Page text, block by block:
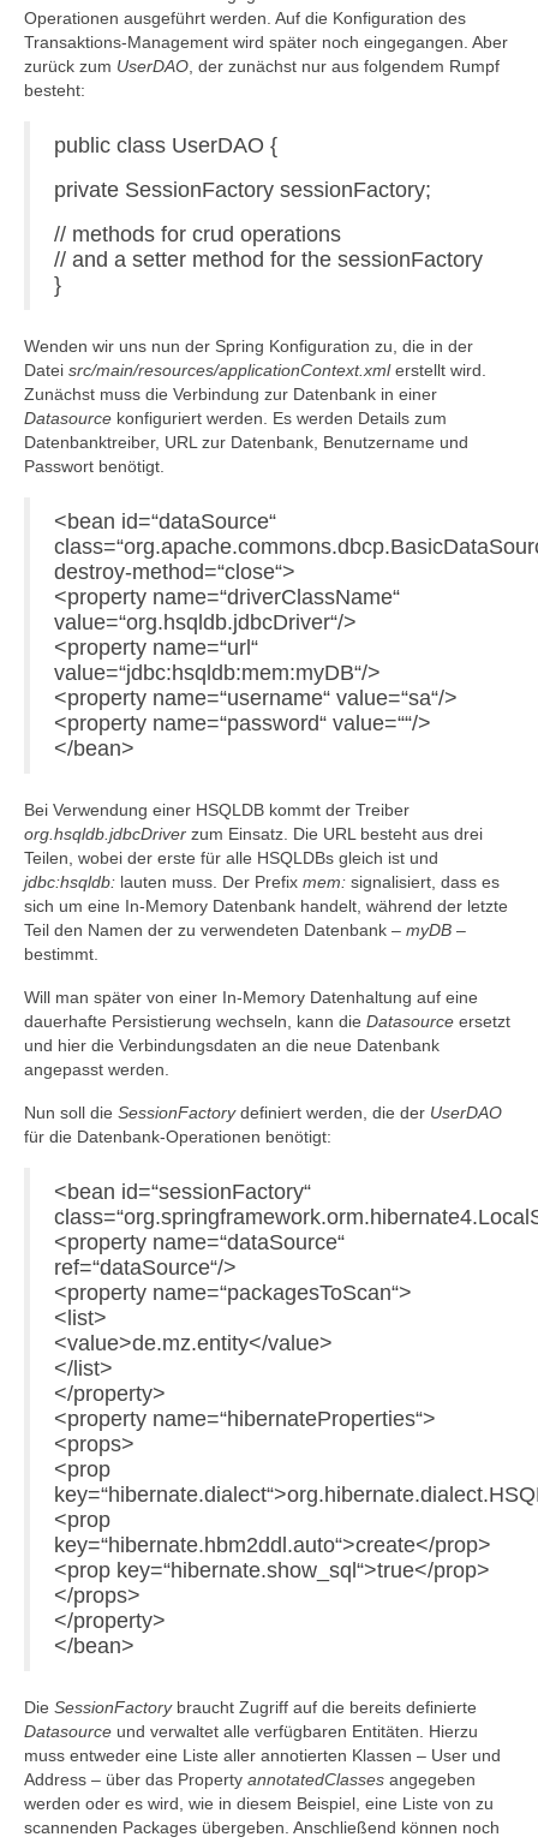
Operationen ausgeführt werden. Auf die Konfiguration des
Transaktions-Management wird später noch eingegangen. Aber
zurück zum UserDAO , der zunächst nur aus folgendem Rumpf
besteht:
public class UserDAO {
private SessionFactory sessionFactory;
// methods for crud operations
// and a setter method for the sessionFactory
}
Wenden wir uns nun der Spring Konfiguration zu, die in der
Datei src/main/resources/applicationContext.xmlerstellt wird.
Zunächst muss die Verbindung zur Datenbank in einer
Datasource konfiguriert werden. Es werden Details zum
Datenbanktreiber, URL zur Datenbank, Benutzername und
Passwort benötigt.
<bean id=“dataSource“
destroy-method=“close“>
<property name=“driverClassName“
value=“org.hsqldb.jdbcDriver“/>
<property name=“url“
value=“jdbc:hsqldb:mem:myDB“/>
<property name=“username“ value=“sa“/>
<property name=“password“ value=““/>
</bean>
Bei Verwendung einer HSQLDB kommt der Treiber
org.hsqldb.jdbcDriver zum Einsatz. Die URL besteht aus drei
Teilen, wobei der erste für alle HSQLDBs gleich ist und
jdbc:hsqldb: lauten muss. Der Prefix mem: signalisiert, dass es
sich um eine In-Memory Datenbank handelt, während der letzte
Teil den Namen der zu verwendeten Datenbank – myDB –
bestimmt.
Will man später von einer In-Memory Datenhaltung auf eine
dauerhafte Persistierung wechseln, kann die Datasource ersetzt
und hier die Verbindungsdaten an die neue Datenbank
angepasst werden.
Nun soll die SessionFactorydefiniert werden, die der UserDAO
für die Datenbank-Operationen benötigt:
<bean id=“sessionFactory“
<property name=“dataSource“
ref=“dataSource“/>
<property name=“packagesToScan“>
<list>
<value>de.mz.entity</value>
</list>
</property>
<property name=“hibernateProperties“>
<props>
<prop
<prop
key=“hibernate.hbm2ddl.auto“>create</prop>
<prop key=“hibernate.show_sql“>true</prop>
</props>
</property>
</bean>
Die SessionFactorybraucht Zugriff auf die bereits definierte
Datasource und verwaltet alle verfügbaren Entitäten. Hierzu
muss entweder eine Liste aller annotierten Klassen – User und
Address – über das Property annotatedClasses angegeben
werden oder es wird, wie in diesem Beispiel, eine Liste von zu
scannenden Packages übergeben. Anschließend können noch